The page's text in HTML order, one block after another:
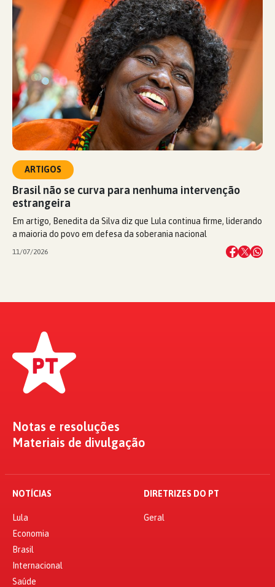
ARTIGOS
Brasil não se curva para nenhuma intervenção
estrangeira
Em artigo, Benedita da Silva diz que Lula continua firme, liderando
a maioria do povo em defesa da soberania nacional
11/07/2026
Notas e resoluções
Materiais de divulgação
NOTÍCIAS
Lula
Economia
Brasil
Internacional
Saúde
DIRETRIZES DO PT
Geral